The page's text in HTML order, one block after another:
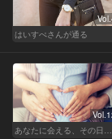
はいすぺさんが通る
あなたに会える、その日まで